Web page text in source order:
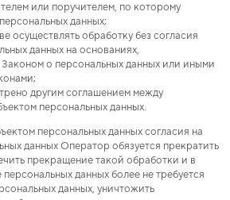
или поручителем, по которому
данных;
осуществлять обработку без согласия
данных на основаниях,
о персональных данных или иными
другим соглашением между
персональных данных.
персональных данных согласия на
данных Оператор обязуется прекратить
прекращение такой обработки и в
данных более не требуется
данных, уничтожить